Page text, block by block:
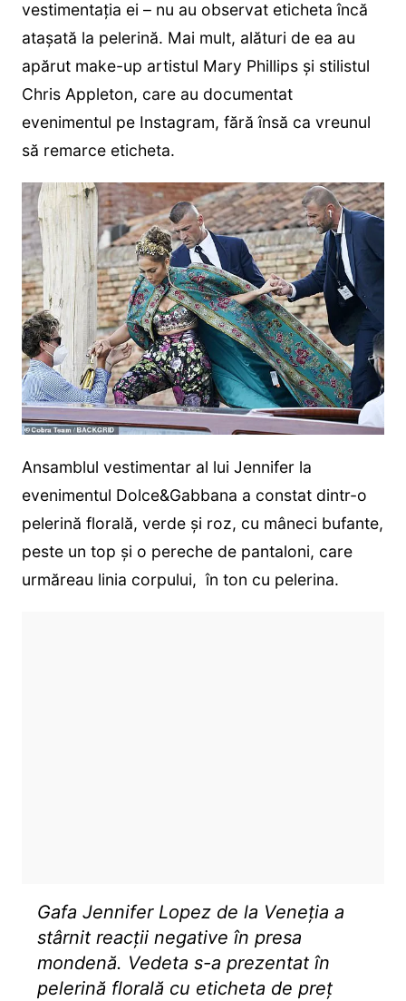
vestimentația ei – nu au observat eticheta încă
atașată la pelerină. Mai mult, alături de ea au
apărut make-up artistul Mary Phillips și stilistul
Chris Appleton, care au documentat
evenimentul pe Instagram, fără însă ca vreunul
să remarce eticheta.
Ansamblul vestimentar al lui Jennifer la
evenimentul Dolce&Gabbana a constat dintr-o
pelerină florală, verde și roz, cu mâneci bufante,
peste un top și o pereche de pantaloni, care
urmăreau linia corpului, în ton cu pelerina.
Gafa Jennifer Lopez de la Veneția a
stârnit reacții negative în presa
mondenă. Vedeta s-a prezentat în
pelerină florală cu eticheta de preț